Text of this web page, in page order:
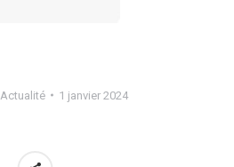
Actualité 1 janvier 2024